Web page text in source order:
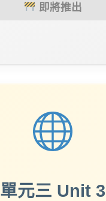
即將推出
單元三 Unit 3